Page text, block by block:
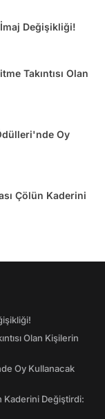
Değişikliği!
Takıntısı Olan
Oy
Çölün Kaderini
Olan Kişilerin
Oy Kullanacak
Kaderini Değiştirdi: